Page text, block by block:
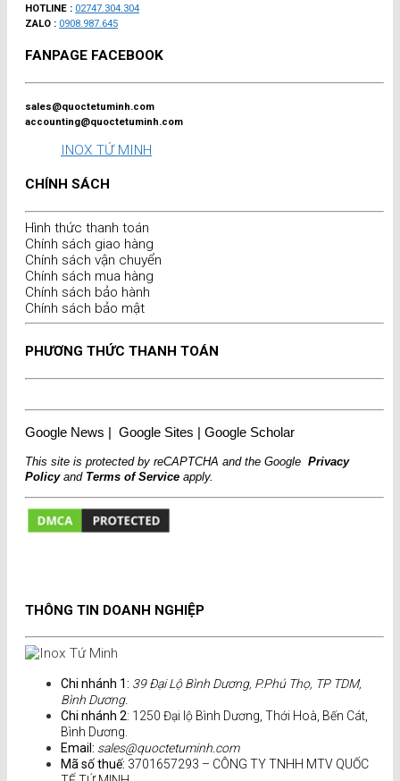
HOTLINE : 02747.304.304
ZALO : 0908.987.645
FANPAGE FACEBOOK
sales@quoctetuminh.com
accounting@quoctetuminh.com
INOX TỨ MINH
CHÍNH SÁCH
Hình thức thanh toán
Chính sách giao hàng
Chính sách vận chuyển
Chính sách mua hàng
Chính sách bảo hành
Chính sách bảo mật
PHƯƠNG THỨC THANH TOÁN
Google News | Google Sites | Google Scholar
This site is protected by reCAPTCHA and the Google Privacy
PolicyandTerms of Service apply.
THÔNG TIN DOANH NGHIỆP
Chi nhánh 1: 39 Đại Lộ Bình Dương, P.Phú Thọ, TP TDM,
Bình Dương.
Chi nhánh 2: 1250 Đại lộ Bình Dương, Thới Hoà, Bến Cát,
Bình Dương.
Email: sales@quoctetuminh.com
Mã số thuế: 3701657293 – CÔNG TY TNHH MTV QUỐC